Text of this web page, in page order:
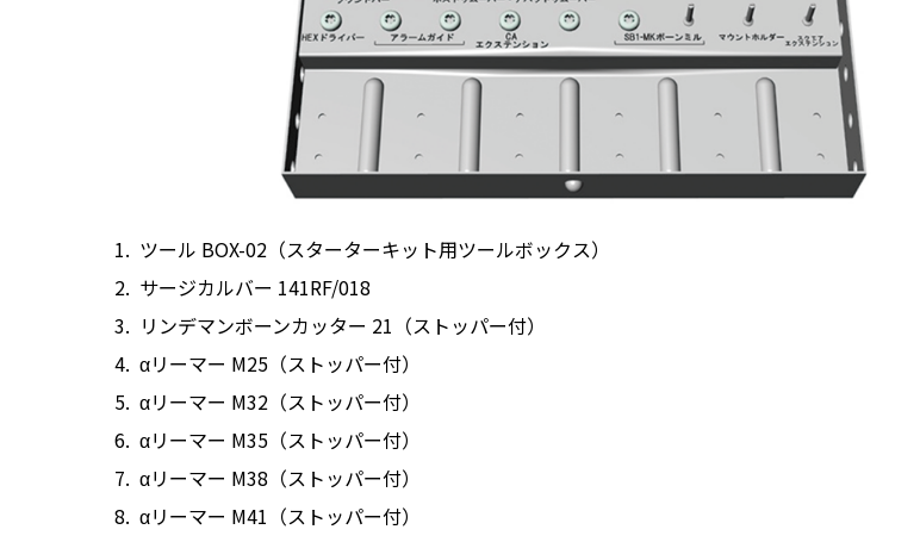
ツール BOX-02（スターターキット用ツールボックス）
サージカルバー 141RF/018
リンデマンボーンカッター 21（ストッパー付）
αリーマー M25（ストッパー付）
αリーマー M32（ストッパー付）
αリーマー M35（ストッパー付）
αリーマー M38（ストッパー付）
αリーマー M41（ストッパー付）